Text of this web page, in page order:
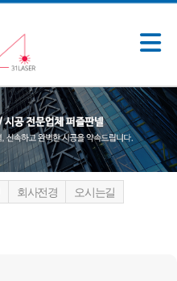
회사전경 오시는길